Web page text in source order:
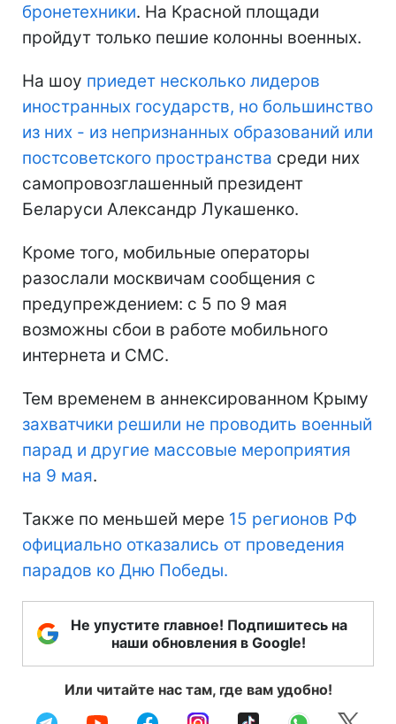
бронетехники. На Красной площади
пройдут только пешие колонны военных.
На шоу приедет несколько лидеров
иностранных государств, но большинство
из них - из непризнанных образований или
постсоветского пространства среди них
самопровозглашенный президент
Беларуси Александр Лукашенко.
Кроме того, мобильные операторы
разослали москвичам сообщения с
предупреждением: с 5 по 9 мая
возможны сбои в работе мобильного
интернета и СМС.
Тем временем в аннексированном Крыму
захватчики решили не проводить военный
парад и другие массовые мероприятия
на 9 мая.
Также по меньшей мере 15 регионов РФ
официально отказались от проведения
парадов ко Дню Победы.
Не упустите главное! Подпишитесь на
наши обновления в Google!
Или читайте нас там, где вам удобно!